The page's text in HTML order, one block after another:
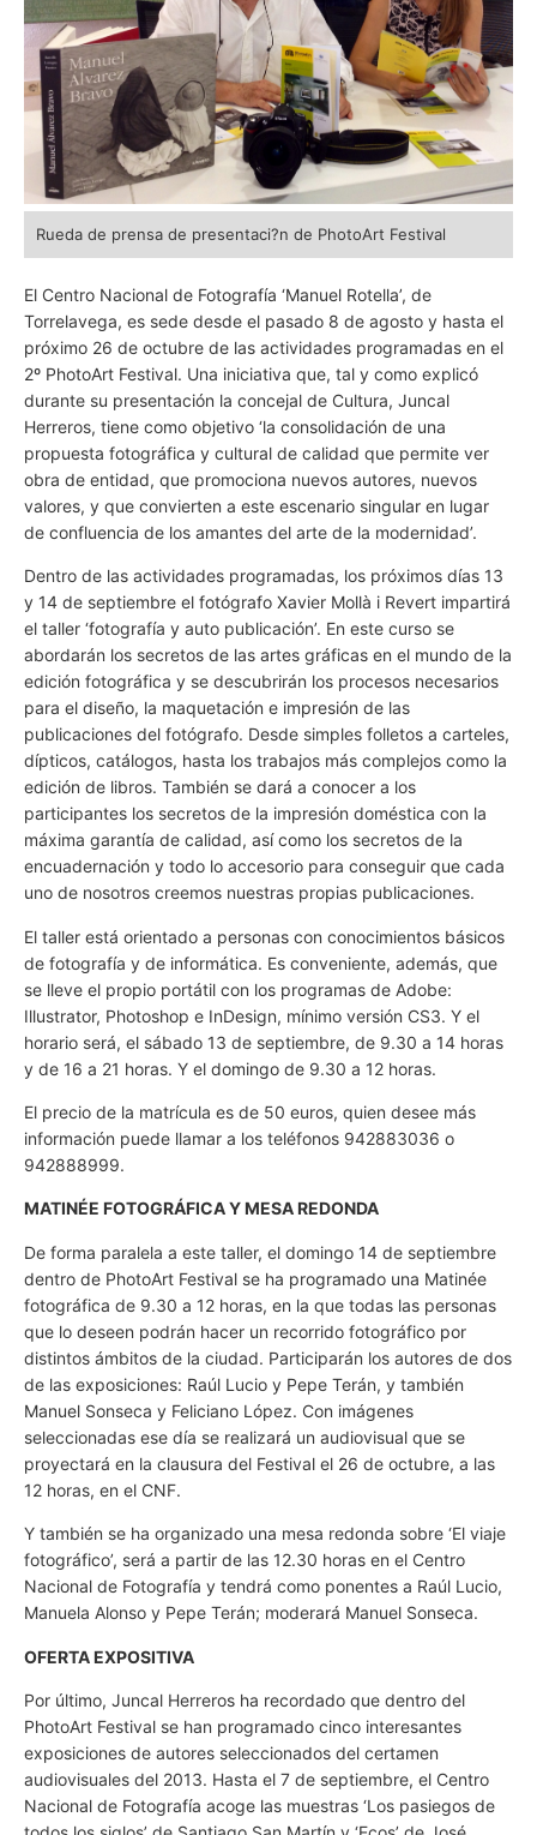
Rueda de prensa de presentaci?n de PhotoArt Festival
El Centro Nacional de Fotografía ‘Manuel Rotella’, de
Torrelavega, es sede desde el pasado 8 de agosto y hasta el
próximo 26 de octubre de las actividades programadas en el
2º PhotoArt Festival. Una iniciativa que, tal y como explicó
durante su presentación la concejal de Cultura, Juncal
Herreros, tiene como objetivo ‘la consolidación de una
propuesta fotográfica y cultural de calidad que permite ver
obra de entidad, que promociona nuevos autores, nuevos
valores, y que convierten a este escenario singular en lugar
de confluencia de los amantes del arte de la modernidad’.
Dentro de las actividades programadas, los próximos días 13
y 14 de septiembre el fotógrafo Xavier Mollà i Revert impartirá
el taller ‘fotografía y auto publicación’. En este curso se
abordarán los secretos de las artes gráficas en el mundo de la
edición fotográfica y se descubrirán los procesos necesarios
para el diseño, la maquetación e impresión de las
publicaciones del fotógrafo. Desde simples folletos a carteles,
dípticos, catálogos, hasta los trabajos más complejos como la
edición de libros. También se dará a conocer a los
participantes los secretos de la impresión doméstica con la
máxima garantía de calidad, así como los secretos de la
encuadernación y todo lo accesorio para conseguir que cada
uno de nosotros creemos nuestras propias publicaciones.
El taller está orientado a personas con conocimientos básicos
de fotografía y de informática. Es conveniente, además, que
se lleve el propio portátil con los programas de Adobe:
Illustrator, Photoshop e InDesign, mínimo versión CS3. Y el
horario será, el sábado 13 de septiembre, de 9.30 a 14 horas
y de 16 a 21 horas. Y el domingo de 9.30 a 12 horas.
El precio de la matrícula es de 50 euros, quien desee más
información puede llamar a los teléfonos 942883036 o
942888999.
MATINÉE FOTOGRÁFICA Y MESA REDONDA
De forma paralela a este taller, el domingo 14 de septiembre
dentro de PhotoArt Festival se ha programado una Matinée
fotográfica de 9.30 a 12 horas, en la que todas las personas
que lo deseen podrán hacer un recorrido fotográfico por
distintos ámbitos de la ciudad. Participarán los autores de dos
de las exposiciones: Raúl Lucio y Pepe Terán, y también
Manuel Sonseca y Feliciano López. Con imágenes
seleccionadas ese día se realizará un audiovisual que se
proyectará en la clausura del Festival el 26 de octubre, a las
12 horas, en el CNF.
Y también se ha organizado una mesa redonda sobre ‘El viaje
fotográfico’, será a partir de las 12.30 horas en el Centro
Nacional de Fotografía y tendrá como ponentes a Raúl Lucio,
Manuela Alonso y Pepe Terán; moderará Manuel Sonseca.
OFERTA EXPOSITIVA
Por último, Juncal Herreros ha recordado que dentro del
PhotoArt Festival se han programado cinco interesantes
exposiciones de autores seleccionados del certamen
audiovisuales del 2013. Hasta el 7 de septiembre, el Centro
Nacional de Fotografía acoge las muestras ‘Los pasiegos de